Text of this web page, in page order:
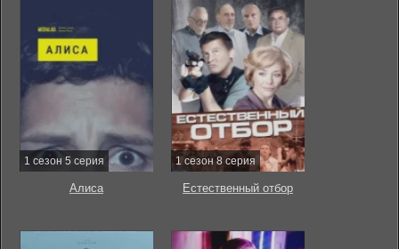
1 сезон 5 серия
Алиса
1 сезон 8 серия
Естественный отбор